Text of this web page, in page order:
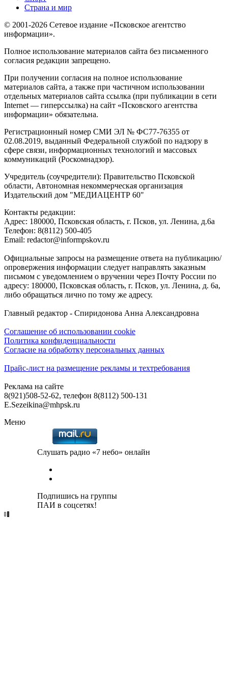
Страна и мир
© 2001-2026 Сетевое издание «Псковское агентство
информации».
Полное использование материалов сайта без письменного
согласия редакции запрещено.
При получении согласия на полное использование
материалов сайта, а также при частичном использовании
отдельных материалов сайта ссылка (при публикации в сети
Internet — гиперссылка) на сайт «Псковского агентства
информации» обязательна.
Регистрационный номер СМИ ЭЛ № ФС77-76355 от
02.08.2019, выданный Федеральной службой по надзору в
сфере связи, информационных технологий и массовых
коммуникаций (Роскомнадзор).
Учредитель (соучредители): Правительство Псковской
области, Автономная некоммерческая организация
Издательский дом "МЕДИАЦЕНТР 60"
Контакты редакции:
Адреc: 180000, Псковская область, г. Псков, ул. Ленина, д.6а
Телефон: 8(8112) 500-405
Email: redactor@informpskov.ru
Официальные запросы на размещение ответа на публикацию/
опровержения информации следует направлять заказным
письмом с уведомлением о вручении через Почту России по
адресу: 180000, Псковская область, г. Псков, ул. Ленина, д. 6а,
либо обращаться лично по тому же адресу.
Главный редактор - Спиридонова Анна Александровна
Соглашение об использовании cookie
Политика конфиденциальности
Согласие на обработку персональных данных
Прайс-лист на размещение рекламы и техтребования
Реклама на сайте
8(921)508-52-62, телефон 8(8112) 500-131
E.Sezeikina@mhpsk.ru
Меню
Слушать радио «7 небо» онлайн
Подпишись на группы
ПАИ в соцсетях!